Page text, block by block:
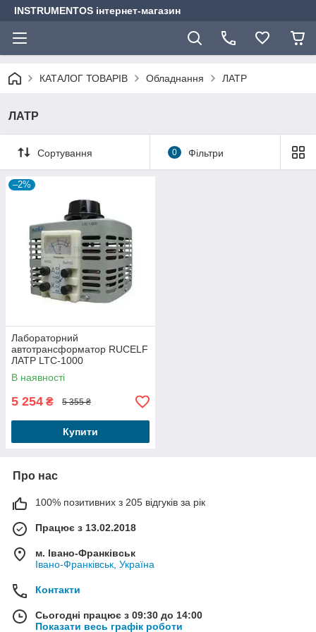
INSTRUMENTOS інтернет-магазин
КАТАЛОГ ТОВАРІВ Обладнання ЛАТР
ЛАТР
Сортування 0 Фільтри
–2%
Лабораторний
автотрансформатор RUCELF
ЛАТР LTC-1000
В наявності
5 254 ₴ 5 355 ₴
Купити
Про нас
100% позитивних з 205 відгуків за рік
Працює з 13.02.2018
м. Івано-Франківськ
Івано-Франківськ, Україна
Контакти
Сьогодні працює з 09:30 до 14:00
Показати весь графік роботи